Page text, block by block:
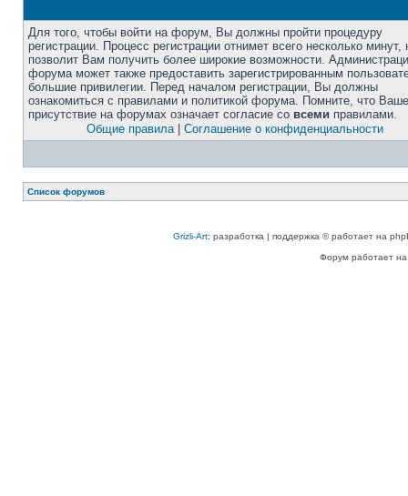
Для того, чтобы войти на форум, Вы должны пройти процедуру
регистрации. Процесс регистрации отнимет всего несколько минут,
позволит Вам получить более широкие возможности.
форума может также предоставить зарегистрированным
большие привилегии. Перед началом регистрации, Вы должны
ознакомиться с правилами и политикой форума. Помните, что Ваше
присутствие на форумах означает согласие со всеми правилами.
Общие правила| Соглашение о конфиденциальности
Список форумов
Grizli-Art: разработка | поддержка © работает на
Форум работает